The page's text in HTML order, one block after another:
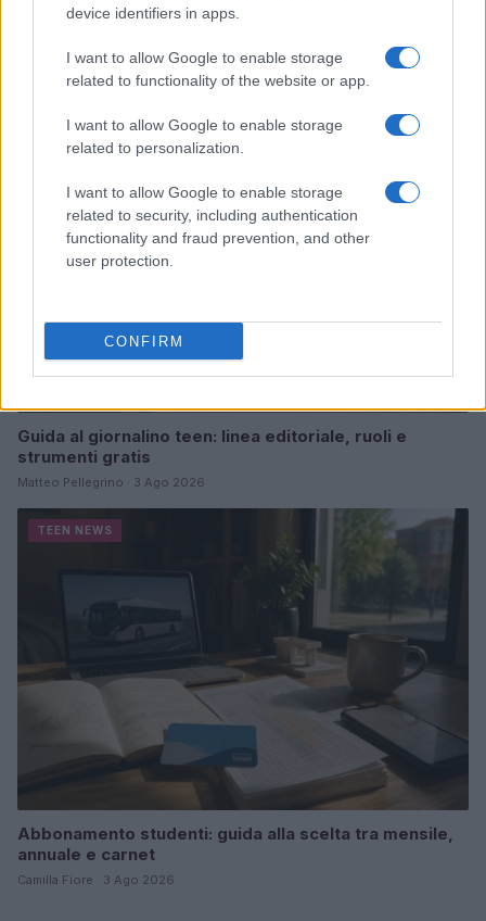
device identifiers in apps.
I want to allow Google to enable storage
related to functionality of the website or app.
I want to allow Google to enable storage
related to personalization.
I want to allow Google to enable storage
related to security, including authentication
functionality and fraud prevention, and other
user protection.
CONFIRM
perché guardarla
Cristian Castiglioni · 7 Ago 2026
TEEN NEWS
Guida al giornalino teen: linea editoriale, ruoli e
strumenti gratis
Matteo Pellegrino · 3 Ago 2026
TEEN NEWS
Abbonamento studenti: guida alla scelta tra mensile,
annuale e carnet
Camilla Fiore · 3 Ago 2026